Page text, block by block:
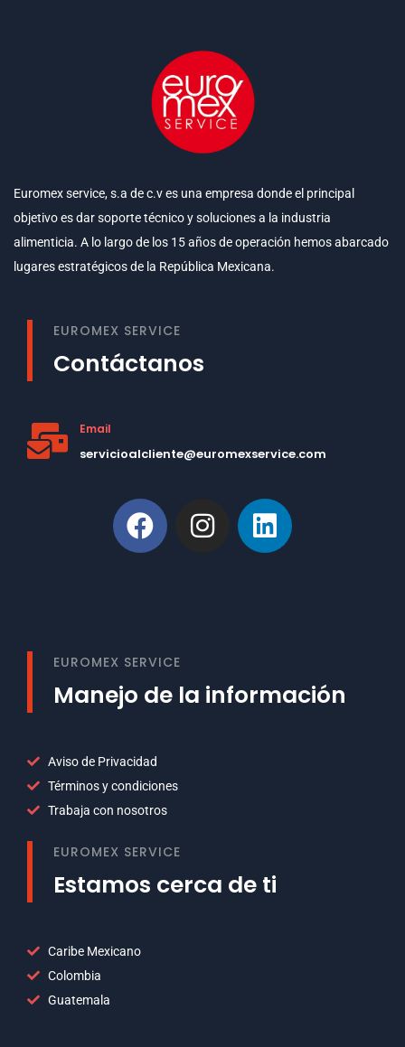
Euromex service, s.a de c.v es una empresa donde el principal
objetivo es dar soporte técnico y soluciones a la industria
alimenticia. A lo largo de los 15 años de operación hemos abarcado
lugares estratégicos de la República Mexicana.
EUROMEX SERVICE
Contáctanos
Email
servicioalcliente@euromexservice.com
EUROMEX SERVICE
Manejo de la información
Aviso de Privacidad
Términos y condiciones
Trabaja con nosotros
EUROMEX SERVICE
Estamos cerca de ti
Caribe Mexicano
Colombia
Guatemala